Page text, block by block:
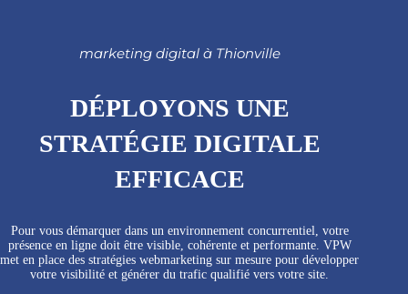
marketing digital à Thionville
DÉPLOYONS UNE
STRATÉGIE DIGITALE
EFFICACE
Pour vous démarquer dans un environnement concurrentiel, votre
présence en ligne doit être visible, cohérente et performante. VPW
met en place des stratégies webmarketing sur mesure pour développer
votre visibilité et générer du trafic qualifié vers votre site.